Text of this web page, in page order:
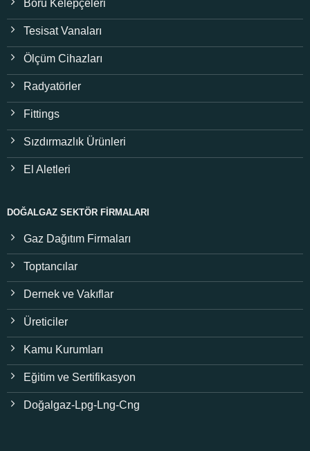
Boru Kelepçeleri
Tesisat Vanaları
Ölçüm Cihazları
Radyatörler
Fittings
Sızdırmazlık Ürünleri
El Aletleri
DOĞALGAZ SEKTÖR FIRMALARI
Gaz Dağıtım Firmaları
Toptancılar
Dernek ve Vakıflar
Üreticiler
Kamu Kurumları
Eğitim ve Sertifikasyon
Doğalgaz-Lpg-Lng-Cng